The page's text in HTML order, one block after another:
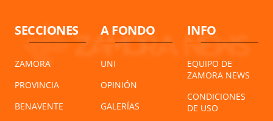
SECCIONES
ZAMORA
PROVINCIA
BENAVENTE
A FONDO
UNI
OPINIÓN
GALERÍAS
INFO
EQUIPO DE
ZAMORA NEWS
CONDICIONES
DE USO